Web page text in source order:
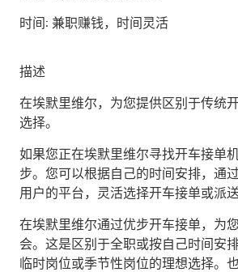
时间: 兼职赚钱，时间灵活
描述
在埃默里维尔，为您提供区别于传统
选择。
如果您正在埃默里维尔寻找开车接单
步。您可以根据自己的时间安排，通
用户的平台，灵活选择开车接单或派
在埃默里维尔通过优步开车接单，为
会。这是区别于全职或按自己时间安
临时岗位或季节性岗位的理想选择。